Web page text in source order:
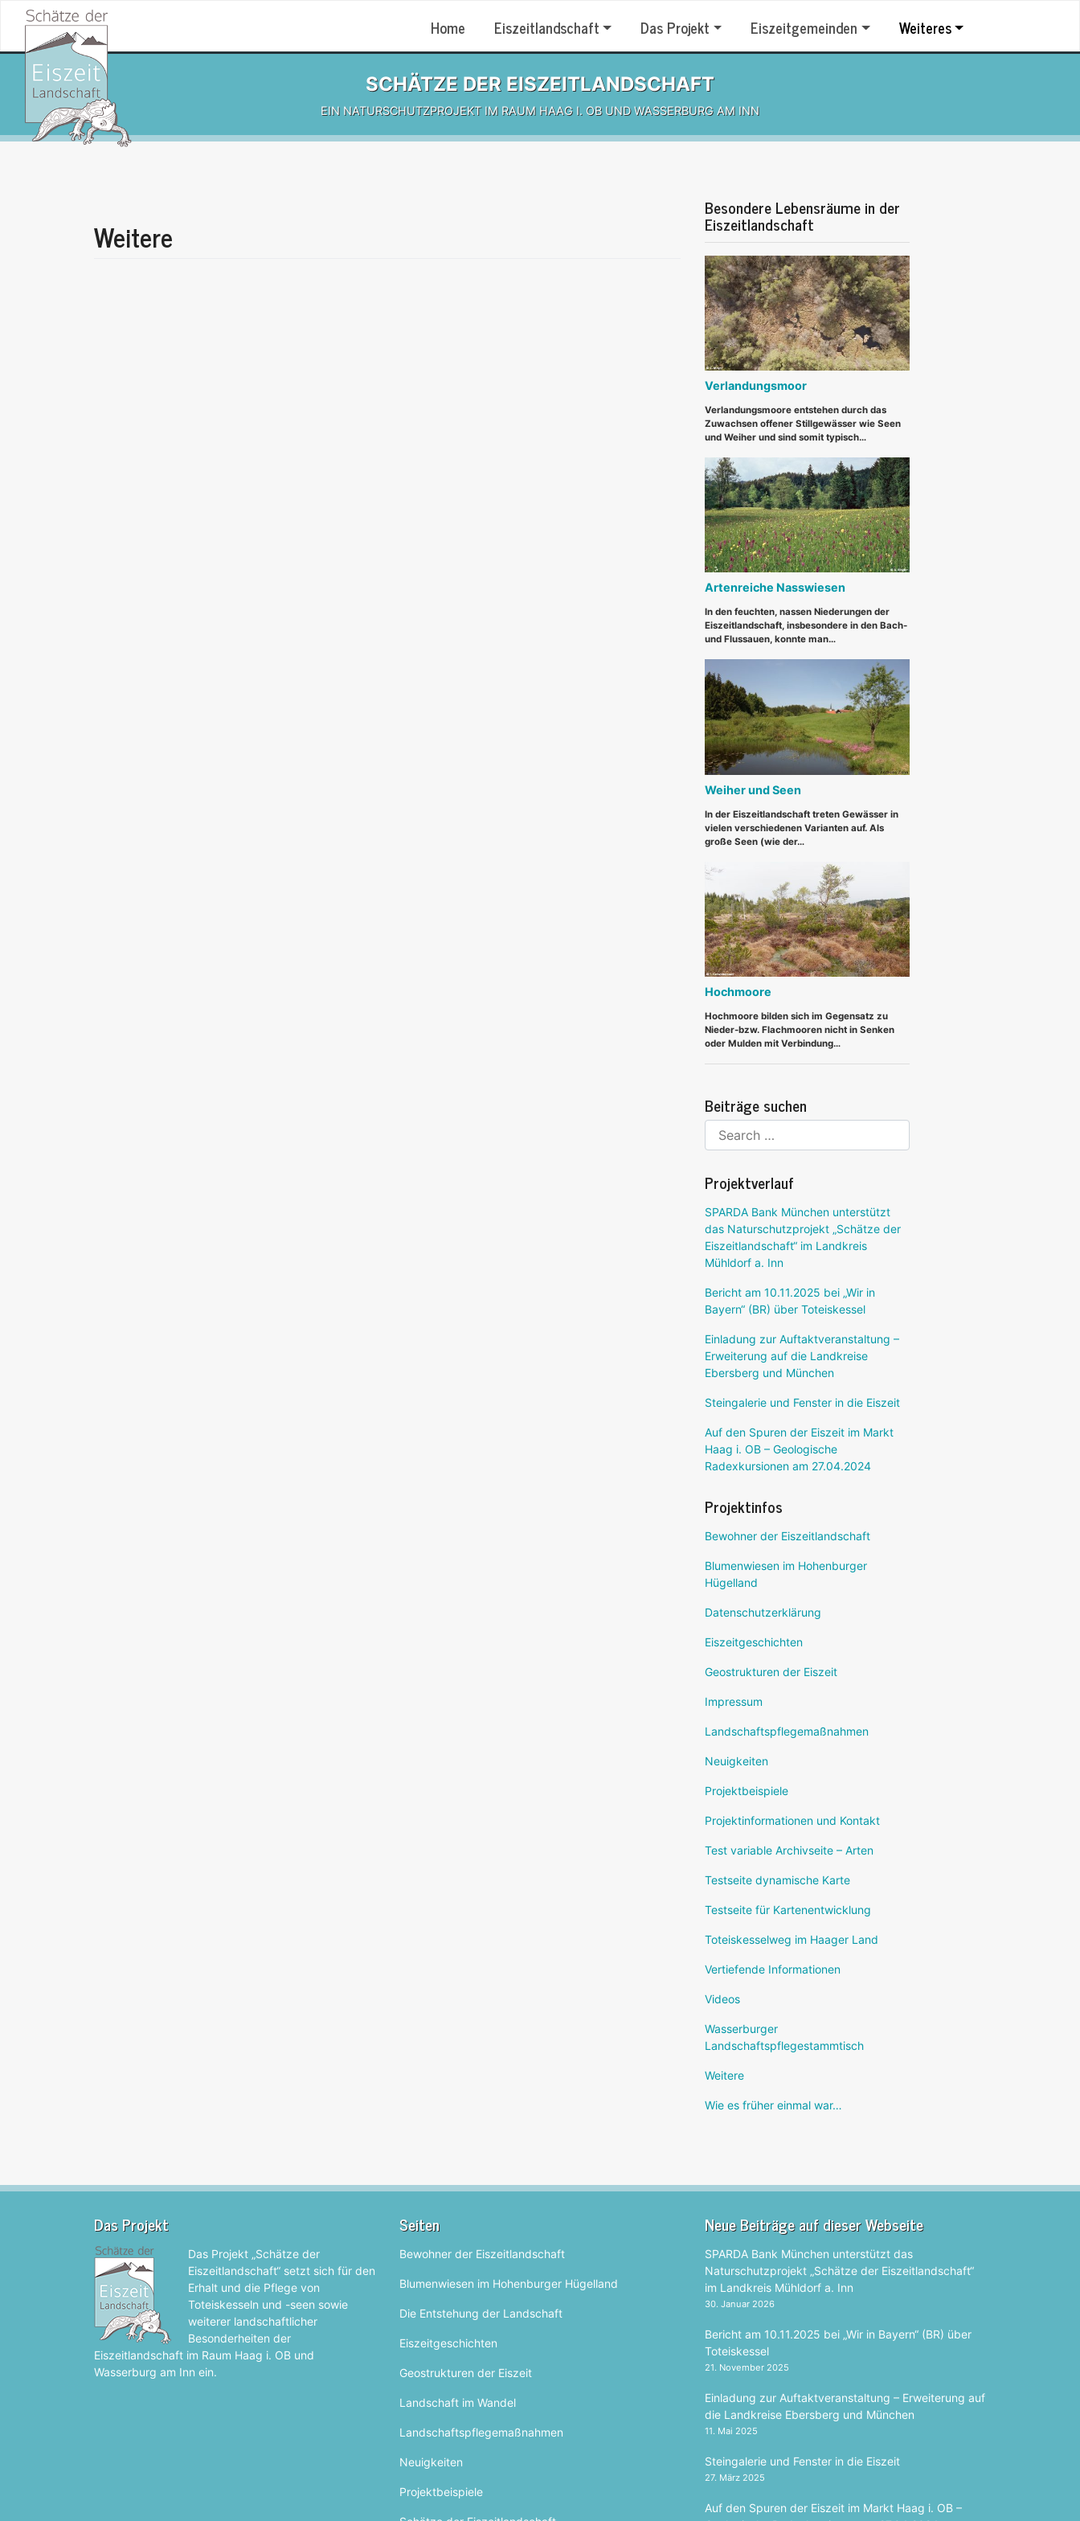
content
SCHÄTZE DER EISZEITLANDSCHAFT Home Eiszeitlandschaft Das Projekt Eiszeitgemeinden Weiteres
SCHÄTZE DER EISZEITLANDSCHAFT
EIN NATURSCHUTZPROJEKT IM RAUM HAAG I. OB UND WASSERBURG AM INN
Weitere
Besondere Lebensräume in der
Eiszeitlandschaft
Verlandungsmoor
Verlandungsmoore entstehen durch das
Zuwachsen offener Stillgewässer wie Seen
und Weiher und sind somit typisch…
Artenreiche Nasswiesen
In den feuchten, nassen Niederungen der
Eiszeitlandschaft, insbesondere in den Bach-
und Flussauen, konnte man…
Weiher und Seen
In der Eiszeitlandschaft treten Gewässer in
vielen verschiedenen Varianten auf. Als
große Seen (wie der…
Hochmoore
Hochmoore bilden sich im Gegensatz zu
Nieder-bzw. Flachmooren nicht in Senken
oder Mulden mit Verbindung…
Beiträge suchen
Projektverlauf
SPARDA Bank München unterstützt
das Naturschutzprojekt „Schätze der
Eiszeitlandschaft“ im Landkreis
Mühldorf a. Inn
Bericht am 10.11.2025 bei „Wir in
Bayern“ (BR) über Toteiskessel
Einladung zur Auftaktveranstaltung –
Erweiterung auf die Landkreise
Ebersberg und München
Steingalerie und Fenster in die Eiszeit
Auf den Spuren der Eiszeit im Markt
Haag i. OB – Geologische
Radexkursionen am 27.04.2024
Projektinfos
Bewohner der Eiszeitlandschaft
Blumenwiesen im Hohenburger
Hügelland
Datenschutzerklärung
Eiszeitgeschichten
Geostrukturen der Eiszeit
Impressum
Landschaftspflegemaßnahmen
Neuigkeiten
Projektbeispiele
Projektinformationen und Kontakt
Test variable Archivseite – Arten
Testseite dynamische Karte
Testseite für Kartenentwicklung
Toteiskesselweg im Haager Land
Vertiefende Informationen
Videos
Wasserburger
Landschaftspflegestammtisch
Weitere
Wie es früher einmal war…
Das Projekt
Das Projekt „Schätze der
Eiszeitlandschaft“ setzt sich für den
Erhalt und die Pflege von
Toteiskesseln und -seen sowie
weiterer landschaftlicher
Besonderheiten der
Eiszeitlandschaft im Raum Haag i. OB und
Wasserburg am Inn ein.
Seiten
Bewohner der Eiszeitlandschaft
Blumenwiesen im Hohenburger Hügelland
Die Entstehung der Landschaft
Eiszeitgeschichten
Geostrukturen der Eiszeit
Landschaft im Wandel
Landschaftspflegemaßnahmen
Neuigkeiten
Projektbeispiele
Neue Beiträge auf dieser Webseite
SPARDA Bank München unterstützt das
Naturschutzprojekt „Schätze der Eiszeitlandschaft“
im Landkreis Mühldorf a. Inn
30. Januar 2026
Bericht am 10.11.2025 bei „Wir in Bayern“ (BR) über
Toteiskessel
21. November 2025
Einladung zur Auftaktveranstaltung – Erweiterung auf
die Landkreise Ebersberg und München
11. Mai 2025
Steingalerie und Fenster in die Eiszeit
27. März 2025
Auf den Spuren der Eiszeit im Markt Haag i. OB –